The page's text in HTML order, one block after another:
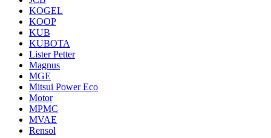
KOGEL
KOOP
KUB
KUBOTA
Lister Petter
Magnus
MGE
Mitsui Power Eco
Motor
MPMC
MVAE
Rensol